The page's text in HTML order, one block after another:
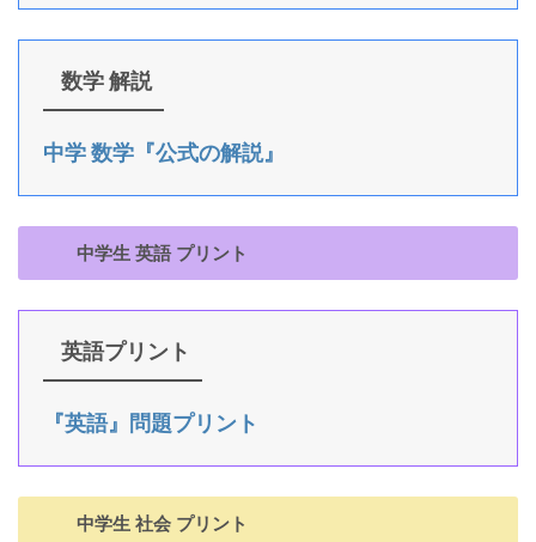
数学 解説
中学 数学『公式の解説』
中学生 英語 プリント
英語プリント
『英語』問題プリント
中学生 社会 プリント